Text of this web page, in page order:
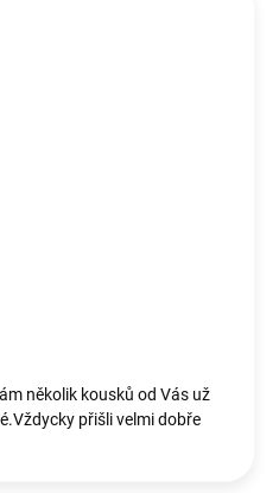
několik kousků od Vás už
přišli velmi dobře